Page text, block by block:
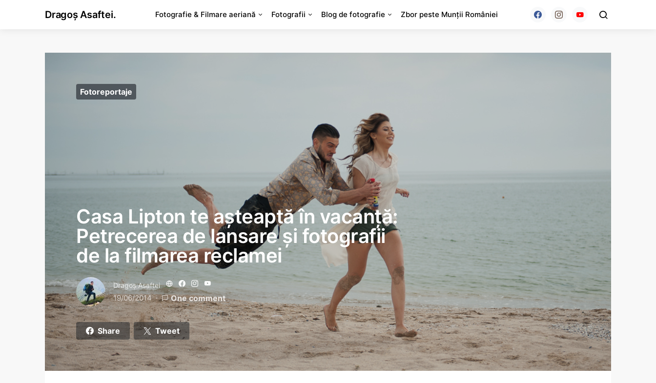
Dragoș Asaftei. Fotografie & Filmare aeriană Fotografii Blog de fotografie Zbor peste Munții României
Fotoreportaje
Casa Lipton te așteaptă în vacanță:
Petrecerea de lansare și fotografii
de la filmarea reclamei
Dragoş Asaftei
19/06/2014 One comment
Share Tweet